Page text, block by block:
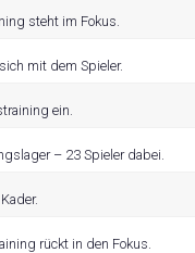
steht im Fokus.
mit dem Spieler.
ein.
– 23 Spieler dabei.
rückt in den Fokus.